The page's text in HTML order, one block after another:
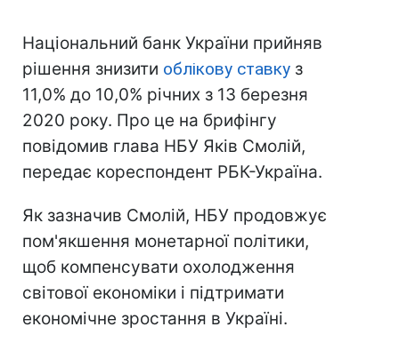
Національний банк України прийняв
рішення знизити облікову ставку з
11,0% до 10,0% річних з 13 березня
2020 року. Про це на брифінгу
повідомив глава НБУ Яків Смолій,
передає кореспондент РБК-Україна.
Як зазначив Смолій, НБУ продовжує
пом'якшення монетарної політики,
щоб компенсувати охолодження
світової економіки і підтримати
економічне зростання в Україні.